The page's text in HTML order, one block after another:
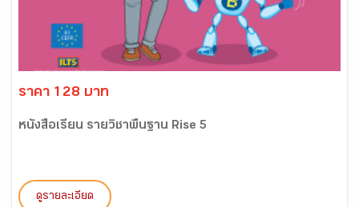
ราคา 128 บาท
หนังสือเรียน รายวิชาพื้นฐาน Rise 5
ดูรายละเอียด